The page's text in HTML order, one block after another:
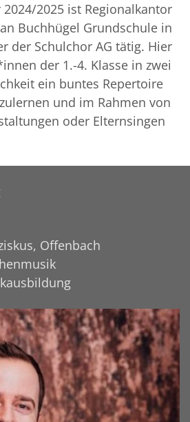
2025 ist Regionalkantor
Buchhügel Grundschule in
der Schulchor AG tätig. Hier
der 1.-4. Klasse in zwei
ein buntes Repertoire
und im Rahmen von
oder Elternsingen
Offenbach